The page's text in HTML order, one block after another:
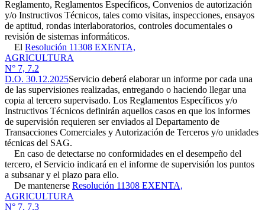
Reglamento, Reglamentos Específicos, Convenios de autorización
y/o Instructivos Técnicos, tales como visitas, inspecciones, ensayos
de aptitud, rondas interlaboratorios, controles documentales o
revisión de sistemas informáticos.
El Resolución 11308 EXENTA,
AGRICULTURA
N° 7, 7.2
D.O. 30.12.2025Servicio deberá elaborar un informe por cada una
de las supervisiones realizadas, entregando o haciendo llegar una
copia al tercero supervisado. Los Reglamentos Específicos y/o
Instructivos Técnicos definirán aquellos casos en que los informes
de supervisión requieren ser enviados al Departamento de
Transacciones Comerciales y Autorización de Terceros y/o unidades
técnicas del SAG.
En caso de detectarse no conformidades en el desempeño del
tercero, el Servicio indicará en el informe de supervisión los puntos
a subsanar y el plazo para ello.
De mantenerse Resolución 11308 EXENTA,
AGRICULTURA
N° 7, 7.3